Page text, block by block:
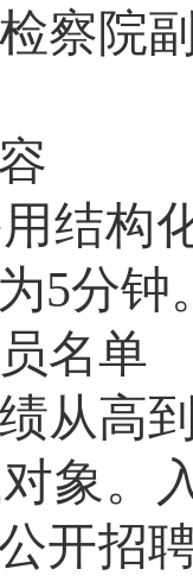
察院
结构
5分钟
名单
从高
象 。
开招